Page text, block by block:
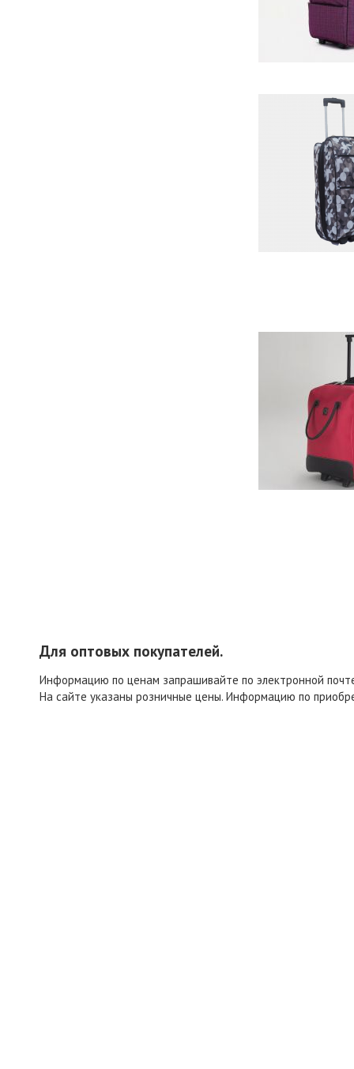
Для оптовых покупателей.
Информацию по ценам запрашивайте по электронной
На сайте указаны розничные цены. Информацию по